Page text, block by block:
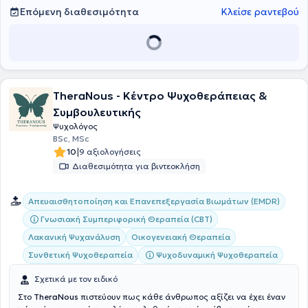
Επόμενη διαθεσιμότητα
Κλείσε ραντεβού
ΤheraΝous - Κέντρο Ψυχοθεράπειας &
Συμβουλευτικής
Ψυχολόγος
BSc, MSc
10|9 αξιολογήσεις
Διαθεσιμότητα για βιντεοκλήση
Απευαισθητοποίηση και Επανεπεξεργασία Βιωμάτων (EMDR)
Γνωσιακή Συμπεριφορική Θεραπεία (CBT)
Λακανική Ψυχανάλυση
Οικογενειακή Θεραπεία
Συνθετική Ψυχοθεραπεία
Ψυχοδυναμική Ψυχοθεραπεία
Σχετικά με τον ειδικό
Στο TheraNous πιστεύουν πως κάθε άνθρωπος αξίζει να έχει έναν